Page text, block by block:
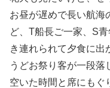
お昼が遅めで長い航海
ど、T船長ご一家、S
き連れられて夕食に出
うどお祭り客が一段落
空いた時間と席にもぐ